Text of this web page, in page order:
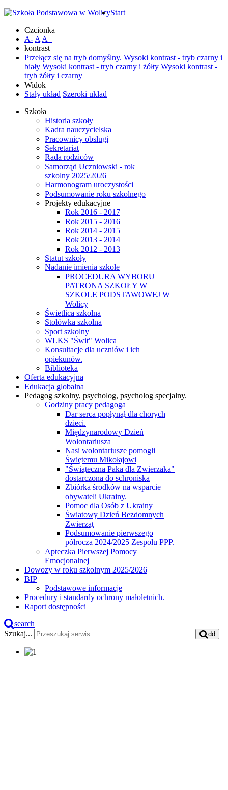
Czcionka
A- A A+
kontrast
Przełącz się na tryb domyślny. Wysoki kontrast - tryb czarny i
biały Wysoki kontrast - tryb czarny i żółty Wysoki kontrast -
tryb żółty i czarny
Widok
Stały układ Szeroki układ
Start
Szkoła
Historia szkoły
Kadra nauczycielska
Pracownicy obsługi
Sekretariat
Rada rodziców
Samorząd Uczniowski - rok
szkolny 2025/2026
Harmonogram uroczystości
Podsumowanie roku szkolnego
Projekty edukacyjne
Rok 2016 - 2017
Rok 2015 - 2016
Rok 2014 - 2015
Rok 2013 - 2014
Rok 2012 - 2013
Statut szkoły
Nadanie imienia szkole
PROCEDURA WYBORU
PATRONA SZKOŁY W
SZKOLE PODSTAWOWEJ W
Wolicy
Świetlica szkolna
Stołówka szkolna
Sport szkolny
WLKS "Świt" Wolica
Konsultacje dla uczniów i ich
opiekunów.
Biblioteka
Oferta edukacyjna
Edukacja globalna
Pedagog szkolny, psycholog, psycholog specjalny.
Godziny pracy pedagoga
Dar serca popłynął dla chorych
dzieci.
Międzynarodowy Dzień
Wolontariusza
Nasi wolontariusze pomogli
Świętemu Mikołajowi
"Świąteczna Paka dla Zwierzaka"
dostarczona do schroniska
Zbiórka środków na wsparcie
obywateli Ukrainy.
Pomoc dla Osób z Ukrainy
Światowy Dzień Bezdomnych
Zwierząt
Podsumowanie pierwszego
półrocza 2024/2025 Zespołu PPP.
Apteczka Pierwszej Pomocy
Emocjonalnej
Dowozy w roku szkolnym 2025/2026
BIP
Podstawowe informacje
Procedury i standardy ochrony małoletnich.
Raport dostępności
search
Szukaj...
dd